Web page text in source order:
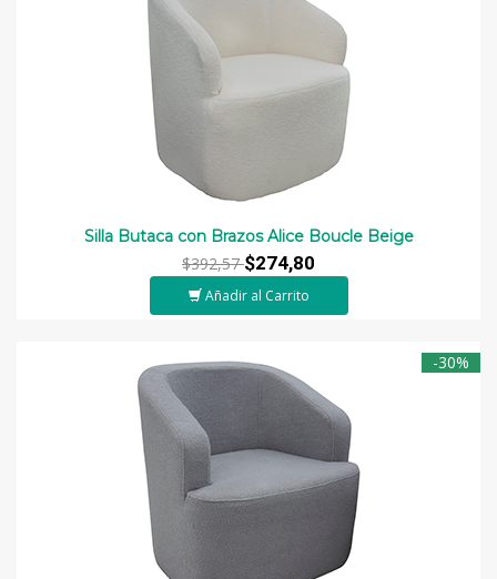
Silla Butaca con Brazos Alice Boucle Beige
$392,57$274,80
Añadir al Carrito
-30%